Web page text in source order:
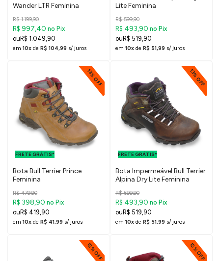
Wander LTR Feminina
R$ 1.199,90
R$ 997,40 no Pix
R$ 1.049,90
em 10x de R$ 104,99 s/ juros
Lite Feminina
R$ 599,90
R$ 493,90 no Pix
R$ 519,90
em 10x de R$ 51,99 s/ juros
13% OFF
FRETE GRÁTIS*
FRETE GRÁTIS
PARA O DF E
Bota Bull Terrier Prince
Feminina
R$ 479,90
R$ 398,90 no Pix
R$ 419,90
em 10x de R$ 41,99 s/ juros
13% OFF
FRETE GRÁTIS*
FRETE GRÁTIS
PARA O DF E
Bota Impermeável Bull Terrier
Alpina Dry Lite Feminina
R$ 599,90
R$ 493,90 no Pix
R$ 519,90
em 10x de R$ 51,99 s/ juros
12% OFF 12% OFF